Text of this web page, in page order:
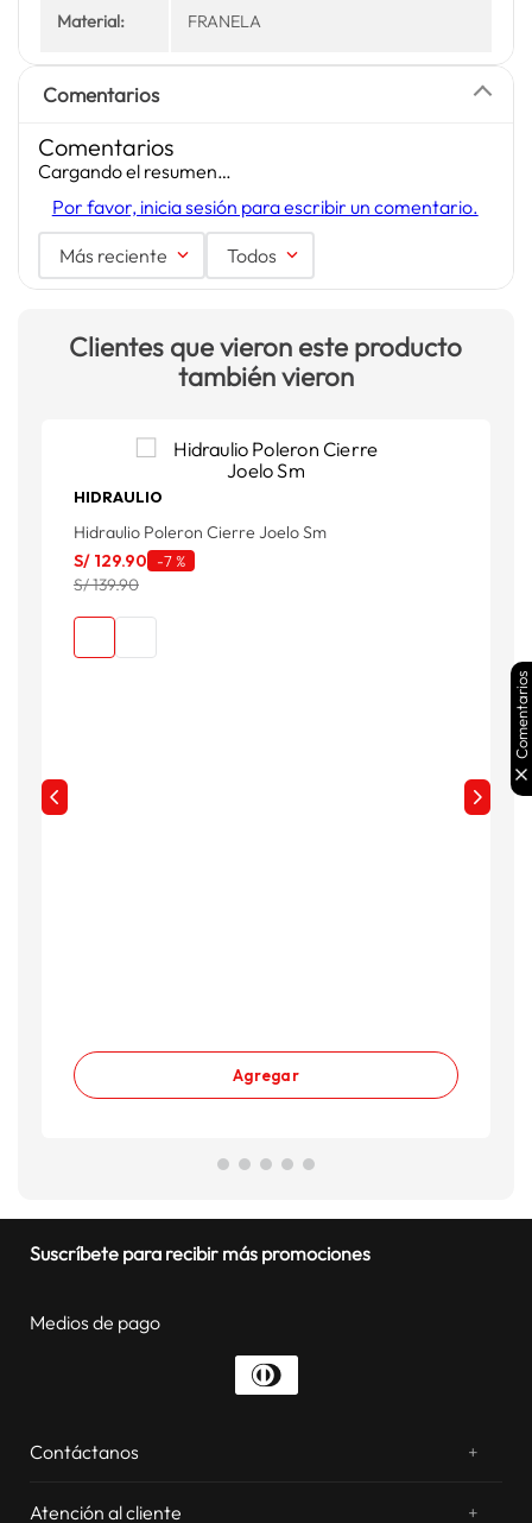
Material: FRANELA
Comentarios
Comentarios
Cargando el resumen…
Por favor, inicia sesión para escribir un comentario.
Más reciente Todos
Clientes que vieron este producto
también vieron
HIDRAULIO
Hidraulio Poleron Cierre Joelo Sm
S/ 129.90 -7 %
S/ 139.90
Agregar
Suscríbete para recibir más promociones
Medios de pago
Contáctanos +
Atención al cliente
+
Comentarios